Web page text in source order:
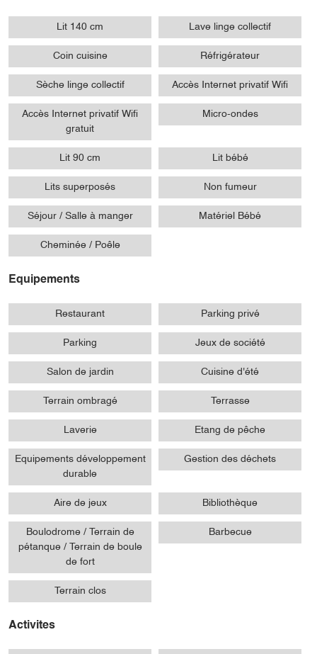
Lit 140 cm Lave linge collectif
Coin cuisine Réfrigérateur
Sèche linge collectif Accès Internet privatif Wifi
Accès Internet privatif Wifi
gratuit
Micro-ondes
Lit 90 cm Lit bébé
Lits superposés Non fumeur
Séjour / Salle à manger Matériel Bébé
Cheminée / Poêle
Equipements
Restaurant Parking privé
Parking Jeux de société
Salon de jardin Cuisine d'été
Terrain ombragé Terrasse
Laverie Etang de pêche
Equipements développement
durable
Gestion des déchets
Aire de jeux Bibliothèque
Boulodrome / Terrain de
pétanque / Terrain de boule
de fort
Barbecue
Terrain clos
Activites